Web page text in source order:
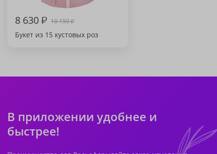
8 630₽ 10 150₽
Букет из 15 кустовых роз
В приложении удобнее и
быстрее!